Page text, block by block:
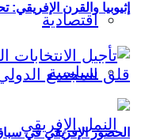
اقتصادية
سياسية
إثيوبيا والقرن
الحضور الإفريقي في